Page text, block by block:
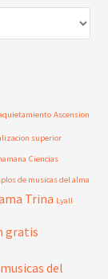
Ascension
superior
Ciencias
de musicas del alma
Trina Lyall
gratis
musicas del